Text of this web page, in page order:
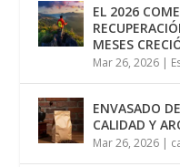
EL 2026
MESES
Mar 26, 2026 |
ENVASADO
CALIDAD Y
Mar 26, 2026 |